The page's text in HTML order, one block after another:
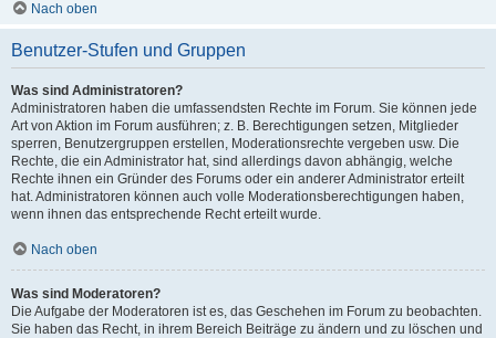
Nach oben
Benutzer-Stufen und Gruppen
Was sind Administratoren?
Administratoren haben die umfassendsten Rechte im Forum. Sie können jede
Art von Aktion im Forum ausführen; z. B. Berechtigungen setzen, Mitglieder
sperren, Benutzergruppen erstellen, Moderationsrechte vergeben usw. Die
Rechte, die ein Administrator hat, sind allerdings davon abhängig, welche
Rechte ihnen ein Gründer des Forums oder ein anderer Administrator erteilt
hat. Administratoren können auch volle Moderationsberechtigungen haben,
wenn ihnen das entsprechende Recht erteilt wurde.
Nach oben
Was sind Moderatoren?
Die Aufgabe der Moderatoren ist es, das Geschehen im Forum zu beobachten.
Sie haben das Recht, in ihrem Bereich Beiträge zu ändern und zu löschen und